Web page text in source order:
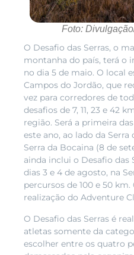
Foto:
O Desafio das Serras, o
montanha do país, terá o
no dia 5 de maio. O local
Campos do Jordão, que
vez para corredores de
desafios de 7, 11, 23 e 42
região. Será a primeira
este ano, ao lado da
Serra da Bocaina (8 de
ainda inclui o Desafio das
dias 3 e 4 de agosto, na
percursos de 100 e 50
realização do Adventure
O Desafio das Serras é
atletas somente da
escolher entre os quatro